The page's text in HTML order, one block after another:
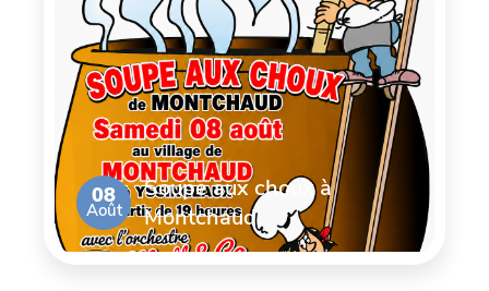
08
Août
Soupe aux choux à
Montchaud